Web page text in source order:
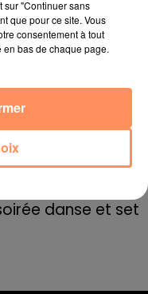
"Fête du vin"
invité de
danse et set
sur "Continuer sans
que pour ce site. Vous
consentement à tout
bas de chaque page.